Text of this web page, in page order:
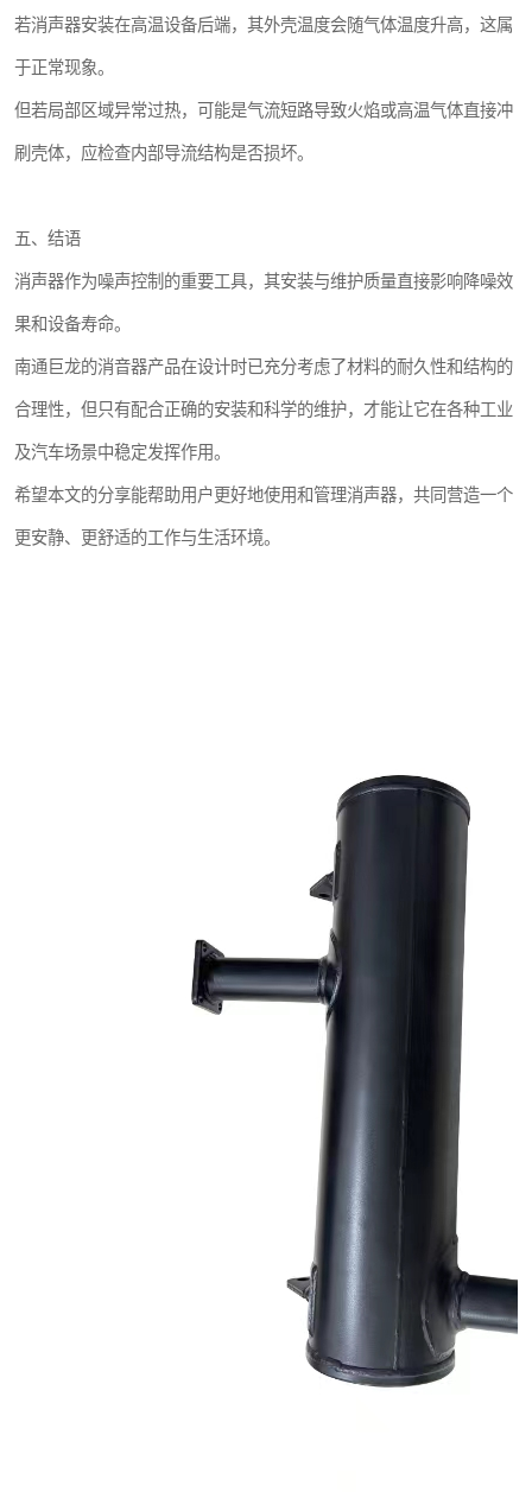
若消声器安装在高温设备后端，其外壳温度会随气体温度升高，这属
于正常现象。
但若局部区域异常过热，可能是气流短路导致火焰或高温气体直接冲
刷壳体，应检查内部导流结构是否损坏。
五、结语
消声器作为噪声控制的重要工具，其安装与维护质量直接影响降噪效
果和设备寿命。
南通巨龙的消音器产品在设计时已充分考虑了材料的耐久性和结构的
合理性，但只有配合正确的安装和科学的维护，才能让它在各种工业
及汽车场景中稳定发挥作用。
希望本文的分享能帮助用户更好地使用和管理消声器，共同营造一个
更安静、更舒适的工作与生活环境。